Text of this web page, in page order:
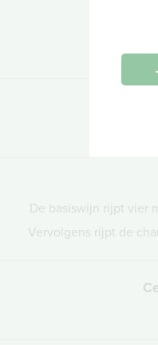
De basiswijn rijpt vier
Vervolgens rijpt de